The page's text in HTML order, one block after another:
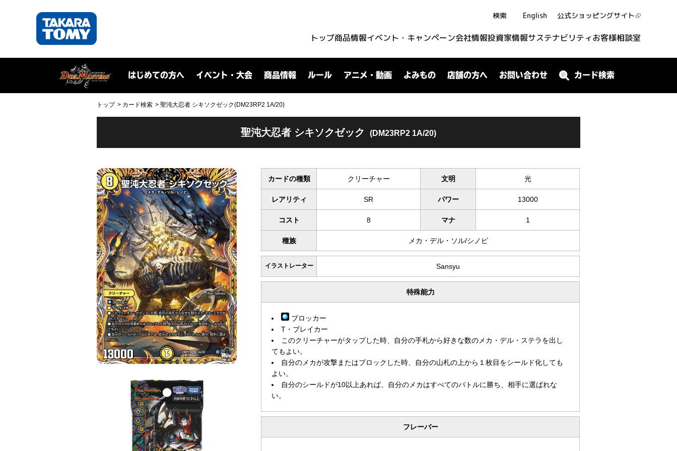
検索 English 公式ショッピングサイト
トップ商品情報イベント・キャンペーン会社情報投資家情報サステナビリティお客様相談室
はじめての方へ イベント・大会 商品情報 ルール アニメ・動画 よみもの 店舗の方へ お問い合わせ カード検索
トップ カード検索 聖沌大忍者 シキソクゼック(DM23RP2 1A/20)
聖沌大忍者 シキソクゼック (DM23RP2 1A/20)
カードの種類 クリーチャー 文明 光
レアリティ SR パワー 13000
コスト 8 マナ 1
種族 メカ・デル・ソル/シノビ
イラストレーター Sansyu
特殊能力
ブロッカー
T・ブレイカー
このクリーチャーがタップした時、自分の手札から好きな数のメカ・デル・ステラを出し
てもよい。
自分のメカが攻撃またはブロックした時、自分の山札の上から１枚目をシールド化しても
よい。
自分のシールドが10以上あれば、自分のメカはすべてのバトルに勝ち、相手に選ばれな
い。
フレーバー